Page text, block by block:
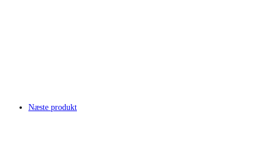
Næste produkt